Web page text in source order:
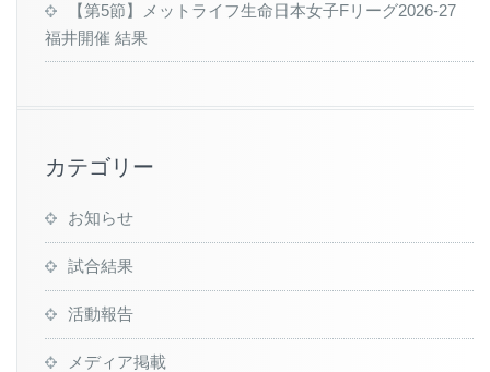
【第5節】メットライフ生命日本女子Fリーグ2026-27
福井開催 結果
カテゴリー
お知らせ
試合結果
活動報告
メディア掲載